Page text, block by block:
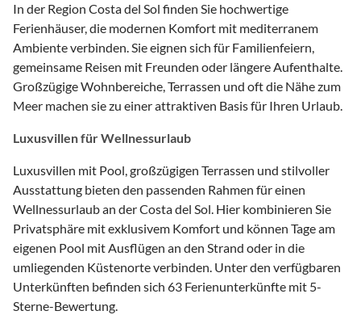
In der Region Costa del Sol finden Sie hochwertige
Ferienhäuser, die modernen Komfort mit mediterranem
Ambiente verbinden. Sie eignen sich für Familienfeiern,
gemeinsame Reisen mit Freunden oder längere Aufenthalte.
Großzügige Wohnbereiche, Terrassen und oft die Nähe zum
Meer machen sie zu einer attraktiven Basis für Ihren Urlaub.
Luxusvillen für Wellnessurlaub
Luxusvillen mit Pool, großzügigen Terrassen und stilvoller
Ausstattung bieten den passenden Rahmen für einen
Wellnessurlaub an der Costa del Sol. Hier kombinieren Sie
Privatsphäre mit exklusivem Komfort und können Tage am
eigenen Pool mit Ausflügen an den Strand oder in die
umliegenden Küstenorte verbinden. Unter den verfügbaren
Unterkünften befinden sich 63 Ferienunterkünfte mit 5-
Sterne-Bewertung.